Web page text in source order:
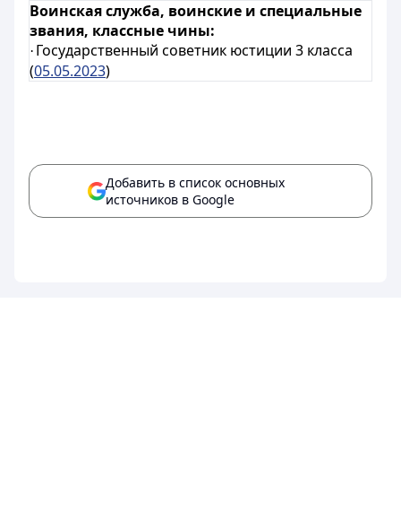
Воинская служба, воинские и специальные
звания, классные чины:
· Государственный советник юстиции 3 класса
(05.05.2023)
Добавить в список основных
источников в Google